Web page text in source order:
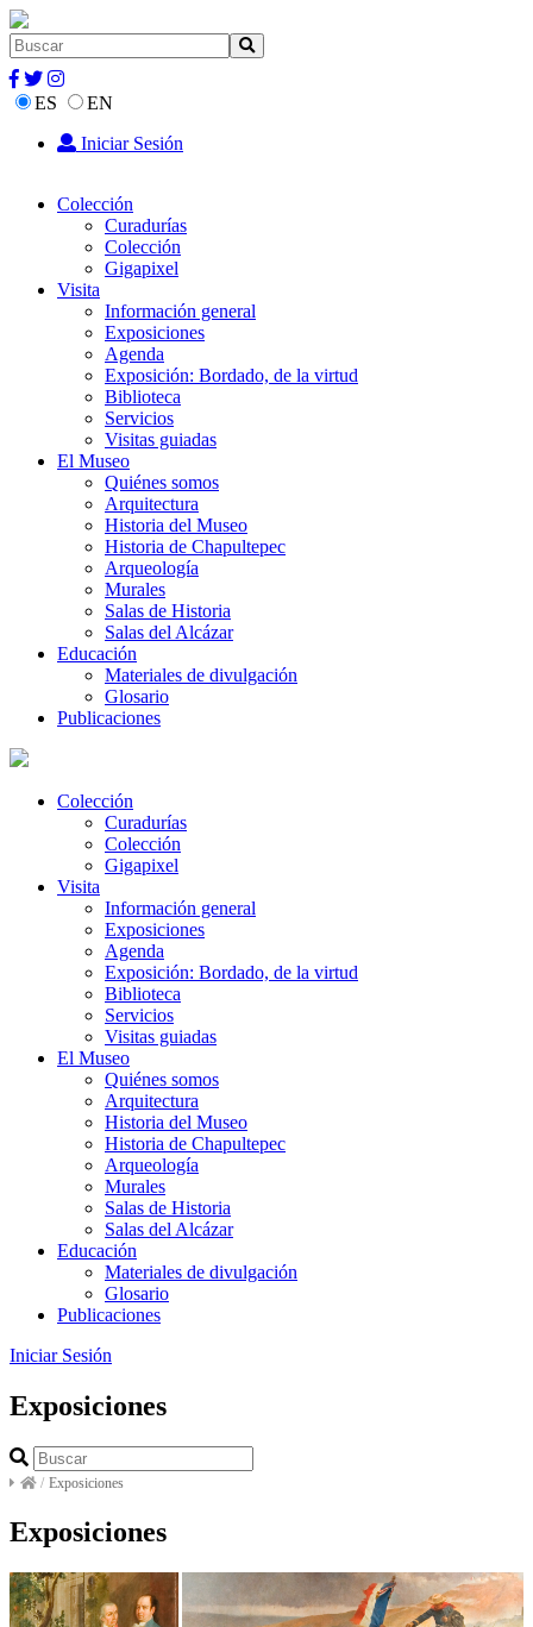
ES
EN
Iniciar Sesión
Colección
Curadurías
Colección
Gigapixel
Visita
Información general
Exposiciones
Agenda
Exposición: Bordado, de la virtud
Biblioteca
Servicios
Visitas guiadas
El Museo
Quiénes somos
Arquitectura
Historia del Museo
Historia de Chapultepec
Arqueología
Murales
Salas de Historia
Salas del Alcázar
Educación
Materiales de divulgación
Glosario
Publicaciones
Colección
Curadurías
Colección
Gigapixel
Visita
Información general
Exposiciones
Agenda
Exposición: Bordado, de la virtud
Biblioteca
Servicios
Visitas guiadas
El Museo
Quiénes somos
Arquitectura
Historia del Museo
Historia de Chapultepec
Arqueología
Murales
Salas de Historia
Salas del Alcázar
Educación
Materiales de divulgación
Glosario
Publicaciones
Iniciar Sesión
Exposiciones
/ Exposiciones
Exposiciones